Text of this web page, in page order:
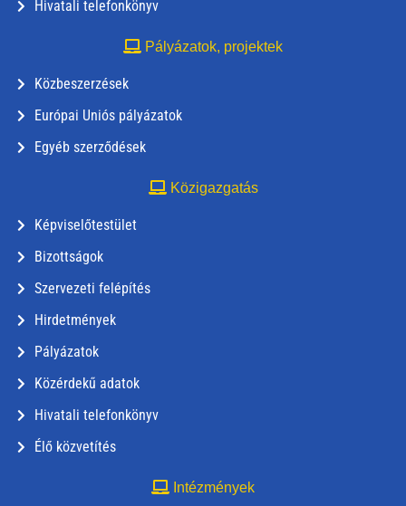
Hivatali telefonkönyv
Pályázatok, projektek
Közbeszerzések
Európai Uniós pályázatok
Egyéb szerződések
Közigazgatás
Képviselőtestület
Bizottságok
Szervezeti felépítés
Hirdetmények
Pályázatok
Közérdekű adatok
Hivatali telefonkönyv
Élő közvetítés
Intézmények